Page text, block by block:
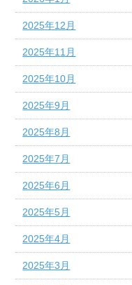
2025年12月
2025年11月
2025年10月
2025年9月
2025年8月
2025年7月
2025年6月
2025年5月
2025年4月
2025年3月